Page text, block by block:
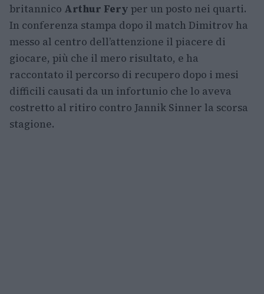
britannico Arthur Fery per un posto nei quarti.
In conferenza stampa dopo il match Dimitrov ha
messo al centro dell’attenzione il piacere di
giocare, più che il mero risultato, e ha
raccontato il percorso di recupero dopo i mesi
difficili causati da un infortunio che lo aveva
costretto al ritiro contro Jannik Sinner la scorsa
stagione.